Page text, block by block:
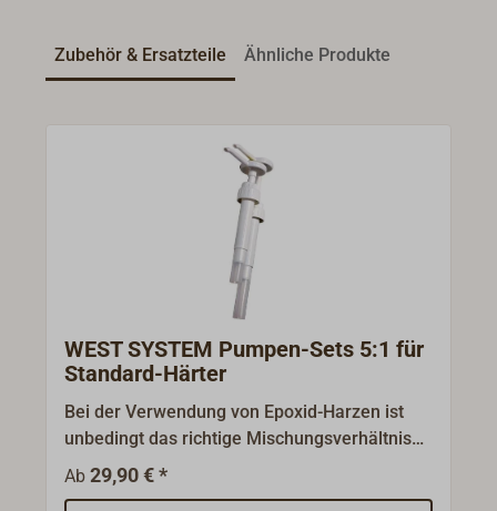
Zubehör & Ersatzteile Ähnliche Produkte
WEST SYSTEM Pumpen-Sets 5:1 für
Standard-Härter
Bei der Verwendung von Epoxid-Harzen ist
unbedingt das richtige Mischungsverhältnis
der Komponenten einzuhalten! Diese
speziellen Dosierpumpen des WEST-Systems
Ab29,90 € *